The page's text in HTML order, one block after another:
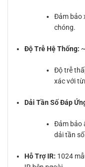
Đảm bảo
chóng.
Độ Trễ Hệ Thống:
Độ trễ
xác với
Dải Tần Số Đáp
Đảm bảo
dải tần
Hỗ Trợ IR: 1024